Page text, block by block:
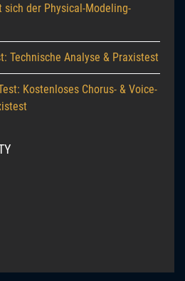
sich der Physical-Modeling-
Technische Analyse & Praxistest
Kostenloses Chorus- & Voice-